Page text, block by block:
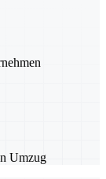
Umzug